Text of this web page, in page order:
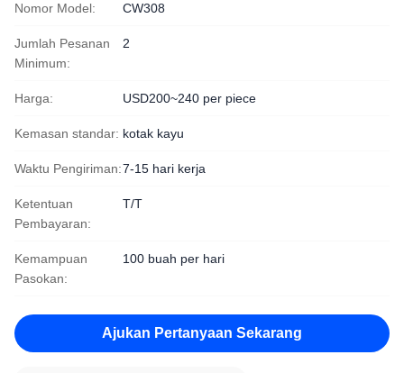
Nomor Model: CW308
Jumlah Pesanan
Minimum:
2
Harga: USD200~240 per piece
Kemasan standar: kotak kayu
Waktu Pengiriman:7-15 hari kerja
Ketentuan
Pembayaran:
T/T
Kemampuan
Pasokan:
100 buah per hari
Ajukan Pertanyaan Sekarang